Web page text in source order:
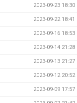
2023-09-23 18:30
2023-09-22 18:41
2023-09-16 18:53
2023-09-14 21:28
2023-09-13 21:27
2023-09-12 20:52
2023-09-09 17:57